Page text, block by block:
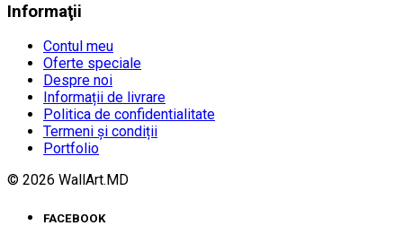
Informaţii
Contul meu
Oferte speciale
Despre noi
Informații de livrare
Politica de confidentialitate
Termeni și condiții
Portfolio
© 2026 WallArt.MD
FACEBOOK